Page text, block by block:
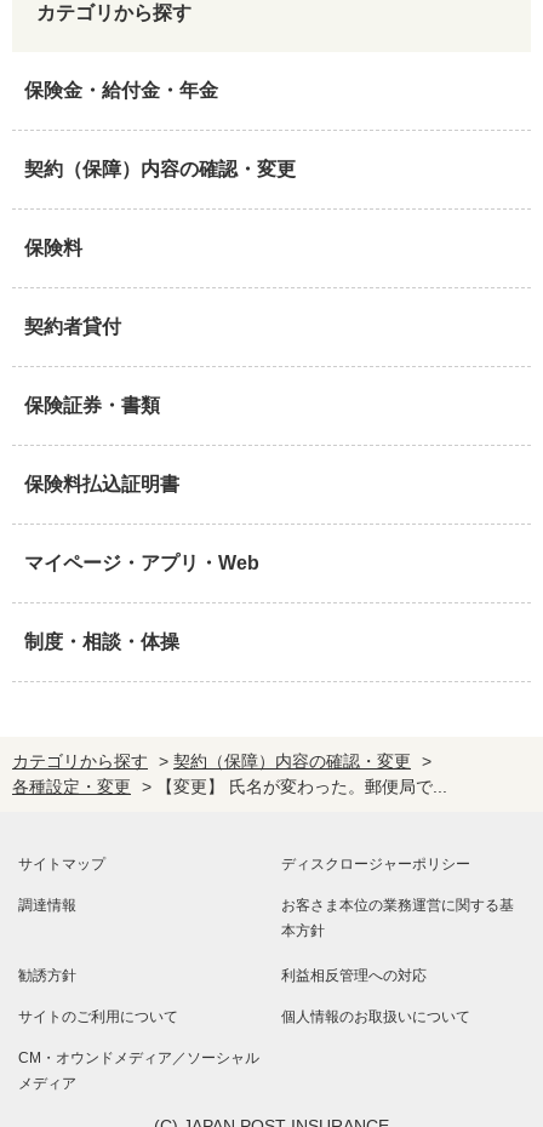
カテゴリから探す
保険金・給付金・年金
契約（保障）内容の確認・変更
保険料
契約者貸付
保険証券・書類
保険料払込証明書
マイページ・アプリ・Web
制度・相談・体操
カテゴリから探す > 契約（保障）内容の確認・変更
>
各種設定・変更
> 【変更】 氏名が変わった。郵便局で...
サイトマップ ディスクロージャーポリシー
調達情報 お客さま本位の業務運営に関する基
本方針
勧誘方針 利益相反管理への対応
サイトのご利用について 個人情報のお取扱いについて
CM・オウンドメディア／ソーシャル
メディア